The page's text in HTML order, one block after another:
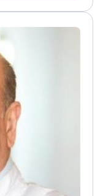
und